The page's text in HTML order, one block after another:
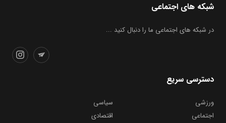
شبکه های اجتماعی
در شبکه های اجتماعی ما را دنبال کنید ...
دسترسی سریع
ورزشی
سیاسی
اجتماعی
اقتصادی